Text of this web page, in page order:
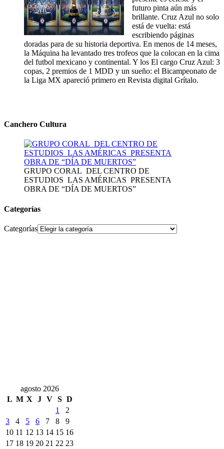
futuro pinta aún más
brillante. Cruz Azul no solo
está de vuelta: está
escribiendo páginas
doradas para de su historia deportiva. En menos de 14 meses,
la Máquina ha levantado tres trofeos que la colocan en la cima
del futbol mexicano y continental. Y los El cargo Cruz Azul: 3
copas, 2 premios de 1 MDD y un sueño: el Bicampeonato de
la Liga MX apareció primero en Revista digital Grítalo.
Canchero Cultura
GRUPO CORAL DEL CENTRO DE
ESTUDIOS LAS AMÉRICAS PRESENTA
OBRA DE “DÍA DE MUERTOS”
Categorías
Categorías
agosto 2026
L M X J V S D
1
2
3
4 5 6 7 8
9
10 11 12 13 14 15 16
17 18 19 20 21 22 23